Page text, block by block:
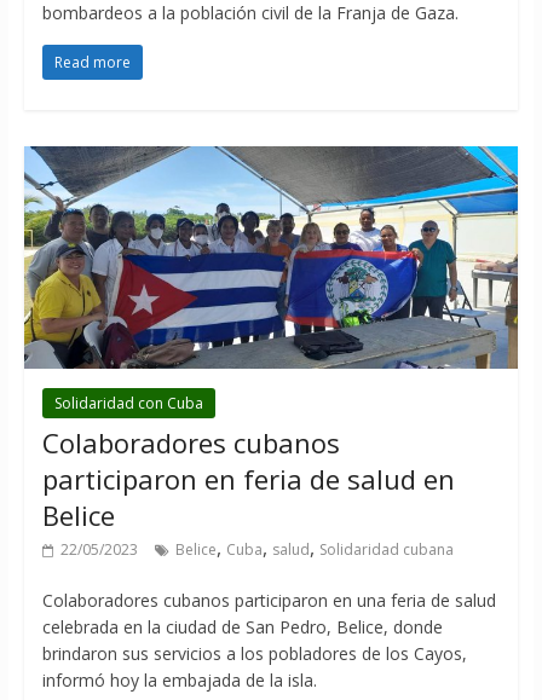
bombardeos a la población civil de la Franja de Gaza.
Read more
Solidaridad con Cuba
Colaboradores cubanos
participaron en feria de salud en
Belice
22/05/2023 Belice, Cuba, salud, Solidaridad cubana
Colaboradores cubanos participaron en una feria de salud
celebrada en la ciudad de San Pedro, Belice, donde
brindaron sus servicios a los pobladores de los Cayos,
informó hoy la embajada de la isla.